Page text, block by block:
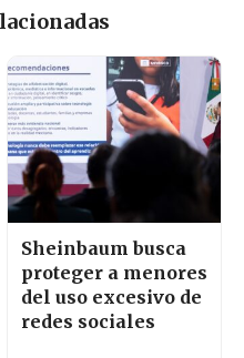
Sheinbaum busca
proteger a menores
del uso excesivo de
redes sociales